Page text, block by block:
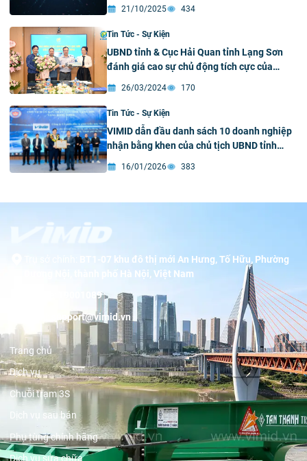
trong 9 tháng
21/10/2025 434
Tin Tức - Sự Kiện
UBND tỉnh & Cục Hải Quan tỉnh Lạng Sơn
đánh giá cao sự chủ động tích cực của
điểm tự nguyện tuân thủ pháp luật Hải
quan Việt Nam.
26/03/2024 170
Tin Tức - Sự Kiện
VIMID dẫn đầu danh sách 10 doanh nghiệp
nhận bằng khen của chủ tịch UBND tỉnh
sách nhà nước
16/01/2026 383
BT1-07 khu đô thị mới An Hưng, Tố Hữu, Phường
Dương Nội, thành phố Hà Nội, Việt Nam
19001089
support@vimid.vn
Trang chủ
Dịch vụ
Chuỗi trạm 3S
Dịch vụ sau bán
Phụ tùng chính hãng
Dịch vụ sửa chữa